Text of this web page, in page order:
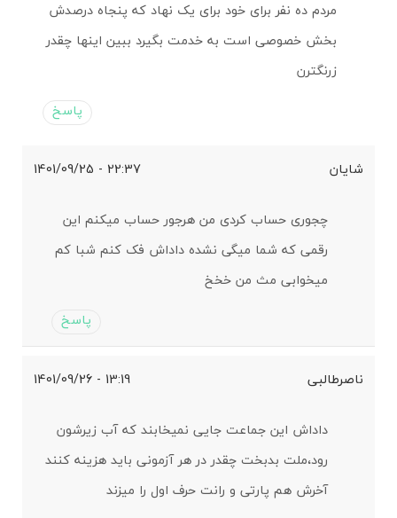
مردم ده نفر برای خود برای یک نهاد که پنجاه درصدش
بخش خصوصی است به خدمت بگیرد ببین اینها چقدر
زرنگترن
پاسخ
شایان 22:37 - 1401/09/25
چجوری حساب کردی من هرجور حساب میکنم این
رقمی که شما میگی نشده داداش فک کنم شبا کم
میخوابی مث من خخخ
پاسخ
ناصرطالبی 13:19 - 1401/09/26
داداش این جماعت جایی نمیخابند که آب زیرشون
رود،ملت بدبخت چقدر در هر آزمونی باید هزینه کنند
آخرش هم پارتی و رانت حرف اول را میزند